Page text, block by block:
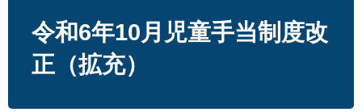
令和6年10月児童手当制度改
正（拡充）